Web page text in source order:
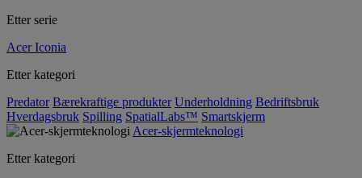
Etter serie
Acer Iconia
Etter kategori
Predator Bærekraftige produkter Underholdning Bedriftsbruk
Hverdagsbruk Spilling SpatialLabs™ Smartskjerm
Acer-skjermteknologi
Etter kategori